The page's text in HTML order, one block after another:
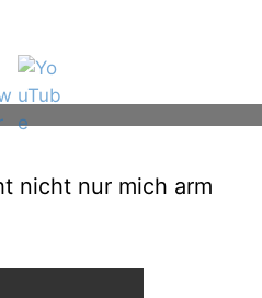
nicht nur mich arm